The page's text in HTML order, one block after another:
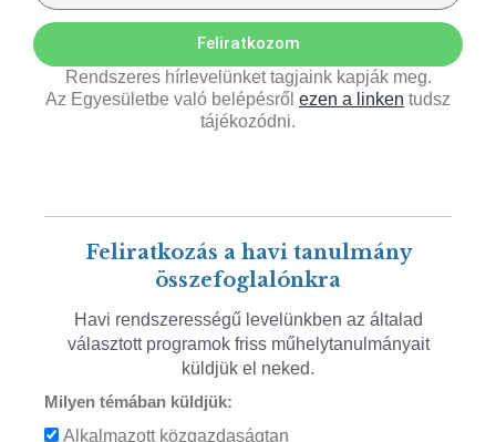
Feliratkozom
Rendszeres hírlevelünket tagjaink kapják meg.
Az Egyesületbe való belépésről ezen a linken tudsz
tájékozódni.
Feliratkozás a havi tanulmány
összefoglalónkra
Havi rendszerességű levelünkben az általad
választott programok friss műhelytanulmányait
küldjük el neked.
Milyen témában küldjük:
Alkalmazott közgazdaságtan